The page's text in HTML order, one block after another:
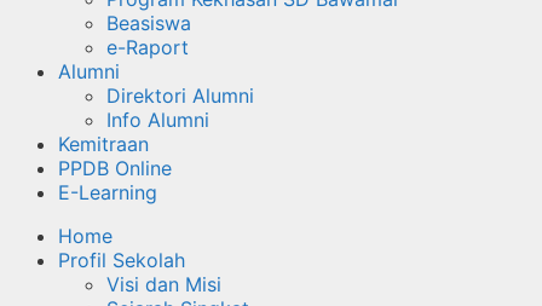
Beasiswa
e-Raport
Alumni
Direktori Alumni
Info Alumni
Kemitraan
PPDB Online
E-Learning
Home
Profil Sekolah
Visi dan Misi